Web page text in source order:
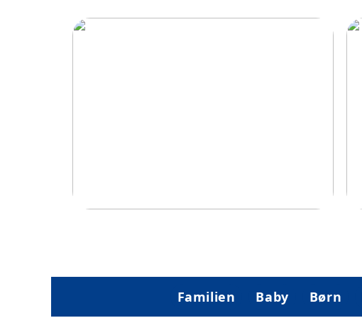
Familien Baby Børn